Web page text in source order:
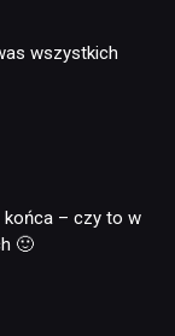
wszystkich
końca – czy to w
🙂